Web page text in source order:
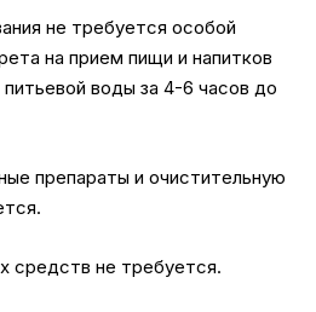
не требуется особой
на прием пищи и напитков
воды за 4-6 часов до
препараты и очистительную
средств не требуется.